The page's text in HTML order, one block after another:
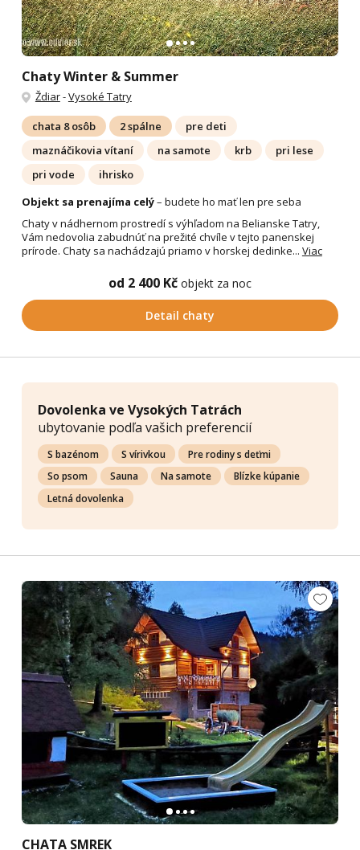
Chaty Winter & Summer
Ždiar-Vysoké Tatry
chata 8 osôb 2 spálne
pre deti
maznáčikovia vítaní
na samote krb
pri lese
pri vode
ihrisko
Objekt sa prenajíma celý– budete ho mať len pre seba
Chaty v nádhernom prostredí s výhľadom na Belianske Tatry,
Vám nedovolia zabudnúť na prežité chvíle v tejto panenskej
prírode. Chaty sa nachádzajú priamo v horskej dedinke... Viac
od 2 400 Kč objekt za noc
Detail chaty
Dovolenka ve Vysokých Tatrách
ubytovanie podľa vašich preferencií
S bazénom S vírivkou
Pre rodiny s deťmi
So psom
Sauna Na samote
Blízke kúpanie
Letná dovolenka
CHATA SMREK